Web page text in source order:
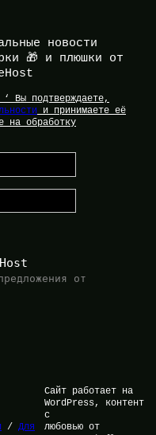
новости
🎁 и плюшки от
Вы подтверждаете,
и принимаете её
на обработку
от
/ Для
Сайт работает на
WordPress, контент
с
любовью от